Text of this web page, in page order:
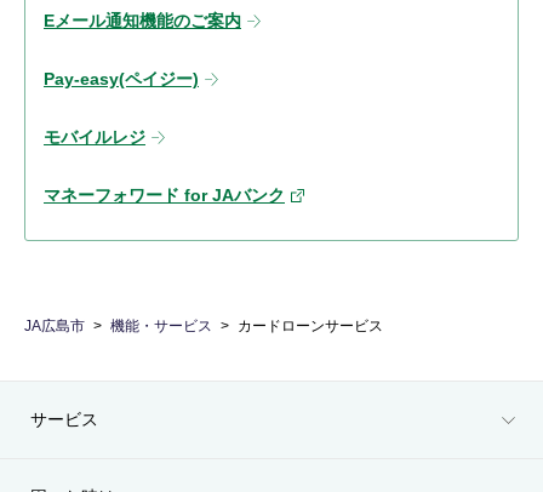
Eメール通知機能のご案内
Pay-easy(ペイジー)
モバイルレジ
マネーフォワード for JAバンク
JA広島市 機能・サービス カードローンサービス
サービス